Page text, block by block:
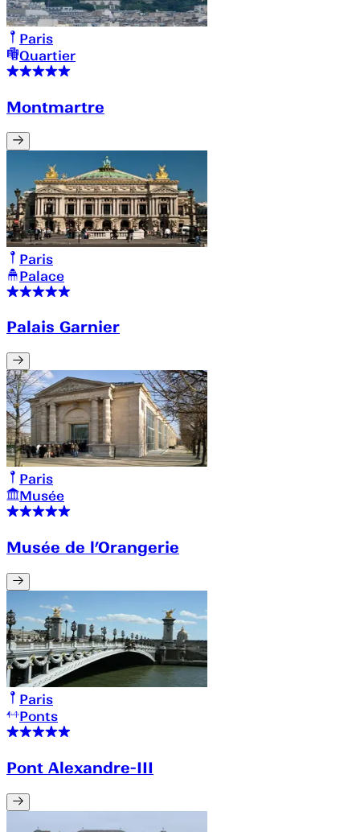
Paris
Quartier
Montmartre
Paris
Palace
Palais Garnier
Paris
Musée
Musée de l’Orangerie
Paris
Ponts
Pont Alexandre-III